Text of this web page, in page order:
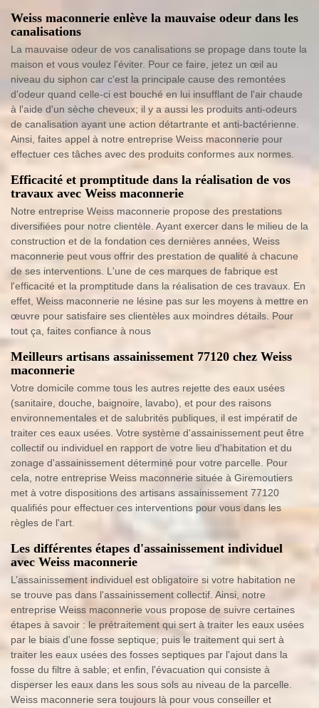
Weiss maconnerie enlève la mauvaise odeur dans les
canalisations
La mauvaise odeur de vos canalisations se propage dans toute la
maison et vous voulez l'éviter. Pour ce faire, jetez un œil au
niveau du siphon car c'est la principale cause des remontées
d'odeur quand celle-ci est bouché en lui insufflant de l'air chaude
à l'aide d'un sèche cheveux; il y a aussi les produits anti-odeurs
de canalisation ayant une action détartrante et anti-bactérienne.
Ainsi, faites appel à notre entreprise Weiss maconnerie pour
effectuer ces tâches avec des produits conformes aux normes.
Efficacité et promptitude dans la réalisation de vos
travaux avec Weiss maconnerie
Notre entreprise Weiss maconnerie propose des prestations
diversifiées pour notre clientèle. Ayant exercer dans le milieu de la
construction et de la fondation ces dernières années, Weiss
maconnerie peut vous offrir des prestation de qualité à chacune
de ses interventions. L'une de ces marques de fabrique est
l'efficacité et la promptitude dans la réalisation de ces travaux. En
effet, Weiss maconnerie ne lésine pas sur les moyens à mettre en
œuvre pour satisfaire ses clientèles aux moindres détails. Pour
tout ça, faites confiance à nous
Meilleurs artisans assainissement 77120 chez Weiss
maconnerie
Votre domicile comme tous les autres rejette des eaux usées
(sanitaire, douche, baignoire, lavabo), et pour des raisons
environnementales et de salubrités publiques, il est impératif de
traiter ces eaux usées. Votre système d'assainissement peut être
collectif ou individuel en rapport de votre lieu d'habitation et du
zonage d'assainissement déterminé pour votre parcelle. Pour
cela, notre entreprise Weiss maconnerie située à Giremoutiers
met à votre dispositions des artisans assainissement 77120
qualifiés pour effectuer ces interventions pour vous dans les
règles de l'art.
Les différentes étapes d'assainissement individuel
avec Weiss maconnerie
L’assainissement individuel est obligatoire si votre habitation ne
se trouve pas dans l'assainissement collectif. Ainsi, notre
entreprise Weiss maconnerie vous propose de suivre certaines
étapes à savoir : le prétraitement qui sert à traiter les eaux usées
par le biais d'une fosse septique; puis le traitement qui sert à
traiter les eaux usées des fosses septiques par l'ajout dans la
fosse du filtre à sable; et enfin, l'évacuation qui consiste à
disperser les eaux dans les sous sols au niveau de la parcelle.
Weiss maconnerie sera toujours là pour vous conseiller et